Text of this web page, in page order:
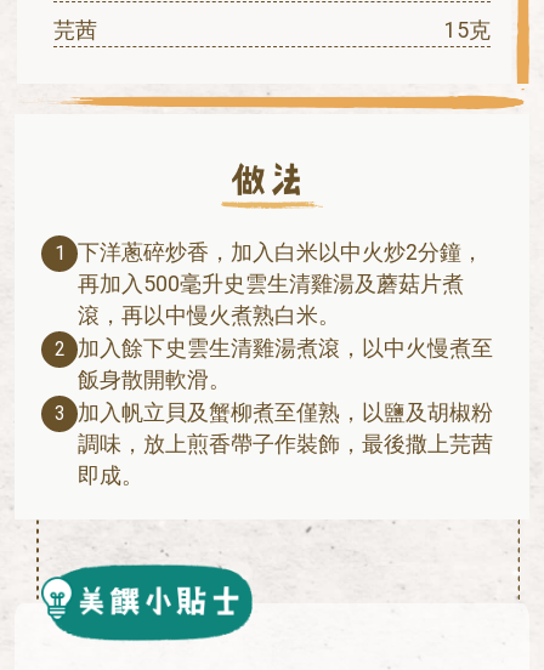
芫茜
15克
1
下洋蔥碎炒香，加入白米以中火炒2分鐘，
再加入500毫升史雲生清雞湯及蘑菇片煮
滾，再以中慢火煮熟白米。
2
加入餘下史雲生清雞湯煮滾，以中火慢煮至
飯身散開軟滑。
3
加入帆立貝及蟹柳煮至僅熟，以鹽及胡椒粉
調味，放上煎香帶子作裝飾，最後撒上芫茜
即成。